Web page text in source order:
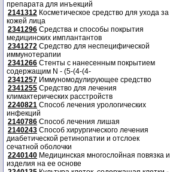
препарата для инъекций
2141312 Косметическое средство для ухода за
кожей лица
2341296 Средства и способы покрытия
медицинских имплантантов
2341272 Средство для неспецифической
иммунотерапии
2341266 Стенты с нанесенным покрытием
содержащим N - (5-(4-(4-
2341257 Иммуномодулирующее средство
2341255 Средство для лечения
климактерических расстройств
2240821 Способ лечения урологических
инфекций
2140786 Способ лечения лишая
2140243 Способ хирургического лечения
диабетической ретинопатии и отслоек
сечатной оболочки
2240140 Медицинская многослойная повязка и
изделия на ее основе